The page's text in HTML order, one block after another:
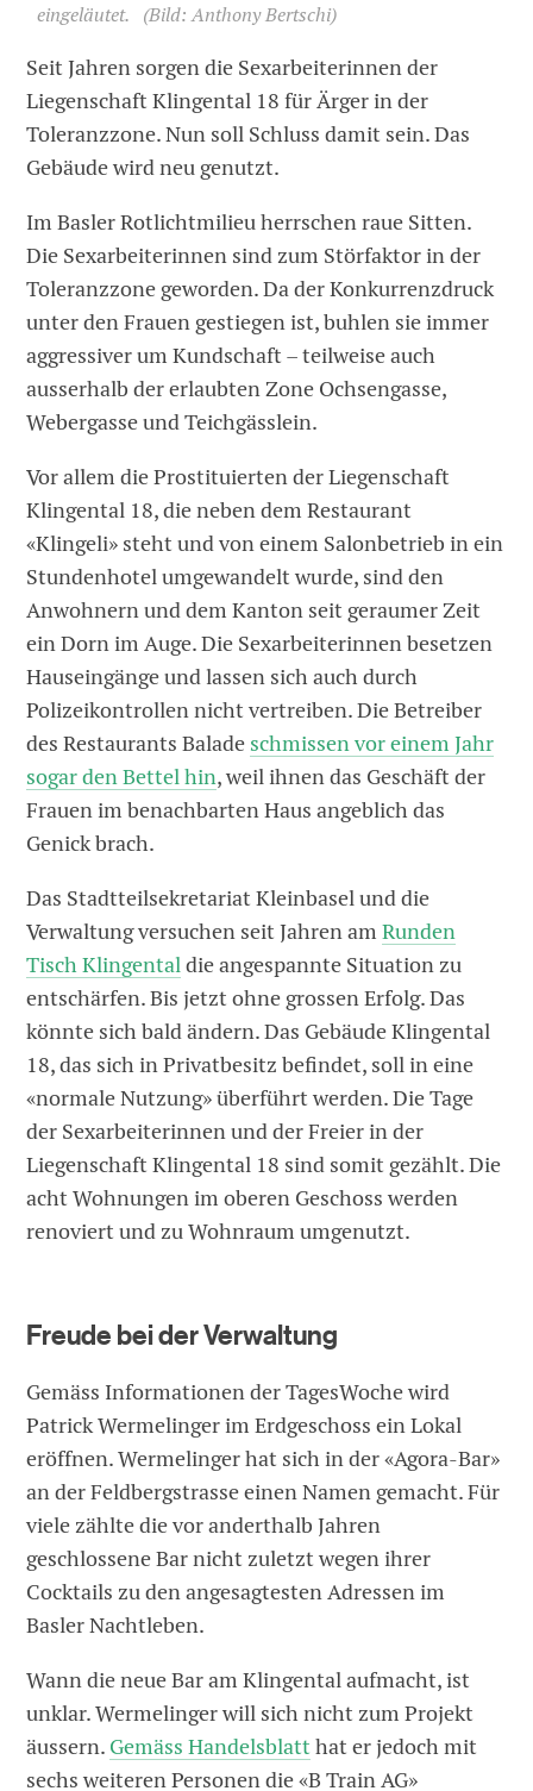
eingeläutet.
(Bild: Anthony Bertschi)
Seit Jahren sorgen die Sexarbeiterinnen der
Liegenschaft Klingental 18 für Ärger in der
Toleranzzone. Nun soll Schluss damit sein. Das
Gebäude wird neu genutzt.
Im Basler Rotlichtmilieu herrschen raue Sitten.
Die Sexarbeiterinnen sind zum Störfaktor in der
Toleranzzone geworden. Da der Konkurrenzdruck
unter den Frauen gestiegen ist, buhlen sie immer
aggressiver um Kundschaft – teilweise auch
ausserhalb der erlaubten Zone Ochsengasse,
Webergasse und Teichgässlein.
Vor allem die Prostituierten der Liegenschaft
Klingental 18, die neben dem Restaurant
«Klingeli» steht und von einem Salonbetrieb in ein
Stundenhotel umgewandelt wurde, sind den
Anwohnern und dem Kanton seit geraumer Zeit
ein Dorn im Auge. Die Sexarbeiterinnen besetzen
Hauseingänge und lassen sich auch durch
Polizeikontrollen nicht vertreiben. Die Betreiber
des Restaurants Balade schmissen vor einem Jahr
sogar den Bettel hin, weil ihnen das Geschäft der
Frauen im benachbarten Haus angeblich das
Genick brach.
Das Stadtteilsekretariat Kleinbasel und die
Verwaltung versuchen seit Jahren amRunden
Tisch Klingentaldie angespannte Situation zu
entschärfen. Bis jetzt ohne grossen Erfolg. Das
könnte sich bald ändern. Das Gebäude Klingental
18, das sich in Privatbesitz befindet, soll in eine
«normale Nutzung» überführt werden. Die Tage
der Sexarbeiterinnen und der Freier in der
Liegenschaft Klingental 18 sind somit gezählt. Die
acht Wohnungen im oberen Geschoss werden
renoviert und zu Wohnraum umgenutzt.
Freude bei der Verwaltung
Gemäss Informationen der TagesWoche wird
Patrick Wermelinger im Erdgeschoss ein Lokal
eröffnen. Wermelinger hat sich in der «Agora-Bar»
an der Feldbergstrasse einen Namen gemacht. Für
viele zählte die vor anderthalb Jahren
geschlossene Bar nicht zuletzt wegen ihrer
Cocktails zu den angesagtesten Adressen im
Basler Nachtleben.
Wann die neue Bar am Klingental aufmacht, ist
unklar. Wermelinger will sich nicht zum Projekt
äussern. Gemäss Handelsblatthat er jedoch mit
sechs weiteren Personen die «B Train AG»